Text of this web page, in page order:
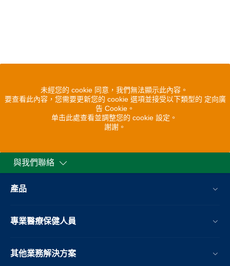
未經您的 cookie 同意，我們無法顯示此內容。
要查看此內容，您需要更新您的 cookie 選項並接受以下類型的 定向廣
告 Cookie。
单击此處查看並調整您的 cookie 設定。
謝謝。
與我們聯絡
產品
專業醫療保健人員
其他業務解決方案​